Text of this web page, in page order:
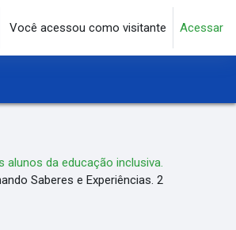
Você acessou como visitante Acessar
alunos da educação inclusiva.
Saberes e Experiências. 2